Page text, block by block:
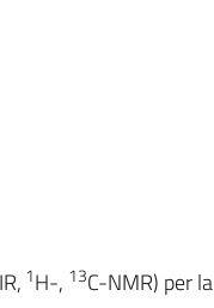
1H-, 13C-NMR) per la